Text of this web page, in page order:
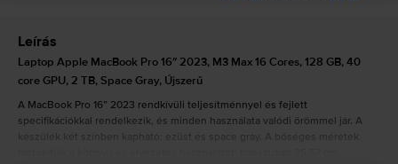
Leírás
Laptop Apple MacBook Pro 16″ 2023, M3 Max 16 Cores, 128 GB, 40
core GPU, 2 TB, Space Gray, Újszerű
A MacBook Pro 16” 2023 rendkívüli teljesítménnyel és fejlett
specifikációkkal rendelkezik, és minden használata valódi örömmel jár. A
készülék két színben kapható: ezüst és space gray. A bőséges méretek